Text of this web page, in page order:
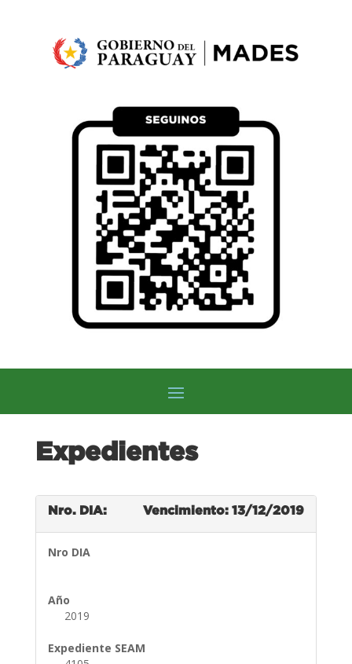
Expedientes
Nro. DIA: Vencimiento: 13/12/2019
Nro DIA
Año
2019
Expediente SEAM